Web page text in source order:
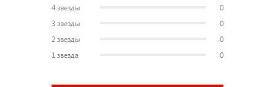
4 звезды
0
3 звезды
0
2 звезды
0
1 звезда
0